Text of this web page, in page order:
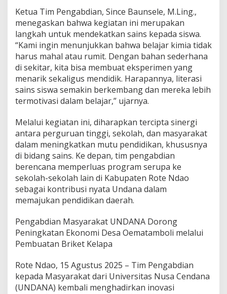
Ketua Tim Pengabdian, Since Baunsele, M.Ling.,
menegaskan bahwa kegiatan ini merupakan
langkah untuk mendekatkan sains kepada siswa.
“Kami ingin menunjukkan bahwa belajar kimia tidak
harus mahal atau rumit. Dengan bahan sederhana
di sekitar, kita bisa membuat eksperimen yang
menarik sekaligus mendidik. Harapannya, literasi
sains siswa semakin berkembang dan mereka lebih
termotivasi dalam belajar,” ujarnya.
Melalui kegiatan ini, diharapkan tercipta sinergi
antara perguruan tinggi, sekolah, dan masyarakat
dalam meningkatkan mutu pendidikan, khususnya
di bidang sains. Ke depan, tim pengabdian
berencana memperluas program serupa ke
sekolah-sekolah lain di Kabupaten Rote Ndao
sebagai kontribusi nyata Undana dalam
memajukan pendidikan daerah.
Pengabdian Masyarakat UNDANA Dorong
Peningkatan Ekonomi Desa Oematamboli melalui
Pembuatan Briket Kelapa
Rote Ndao, 15 Agustus 2025 – Tim Pengabdian
kepada Masyarakat dari Universitas Nusa Cendana
(UNDANA) kembali menghadirkan inovasi